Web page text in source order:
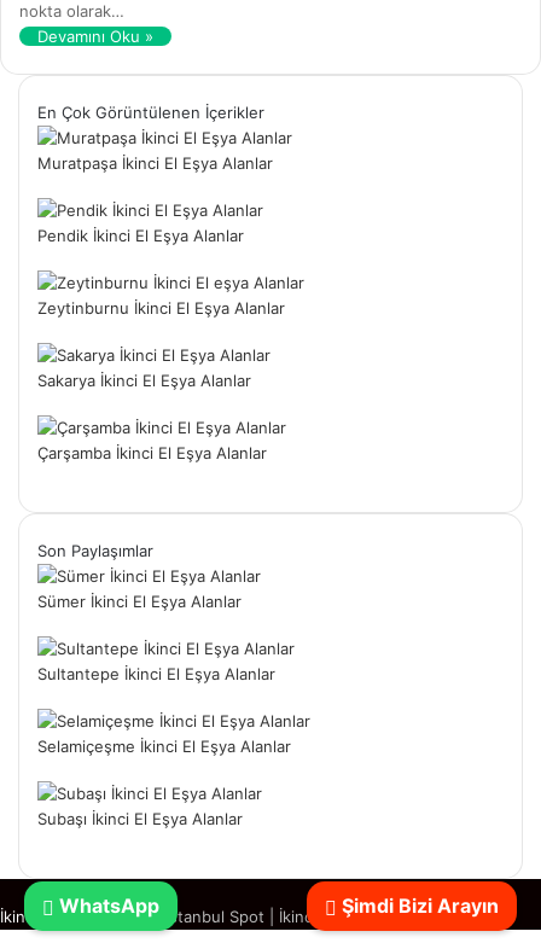
nokta olarak…
Devamını Oku »
En Çok Görüntülenen İçerikler
Muratpaşa İkinci El Eşya Alanlar
Pendik İkinci El Eşya Alanlar
Zeytinburnu İkinci El Eşya Alanlar
Sakarya İkinci El Eşya Alanlar
Çarşamba İkinci El Eşya Alanlar
Son Paylaşımlar
Sümer İkinci El Eşya Alanlar
Sultantepe İkinci El Eşya Alanlar
Selamiçeşme İkinci El Eşya Alanlar
Subaşı İkinci El Eşya Alanlar
İkinci El Eşya Alanlar | İstanbul Spot
İkinci El SpotçuŞimdi Bizi Arayın
WhatsApp